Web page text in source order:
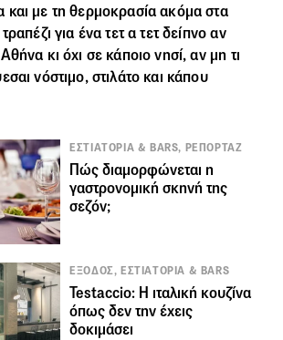
και με τη θερμοκρασία ακόμα στα
για ένα τετ α τετ δείπνο αν
κι όχι σε κάποιο νησί, αν μη τι
νόστιμο, στιλάτο και κάπου
ΕΣΤΙΑΤΟΡΙΑ & BARS, ΡΕΠΟΡΤΑΖ
Πώς διαμορφώνεται η
γαστρονομική σκηνή της
σεζόν;
ΕΞΟΔΟΣ, ΕΣΤΙΑΤΟΡΙΑ & BARS
Testaccio: Η ιταλική κουζίνα
όπως δεν την έχεις
δοκιμάσει